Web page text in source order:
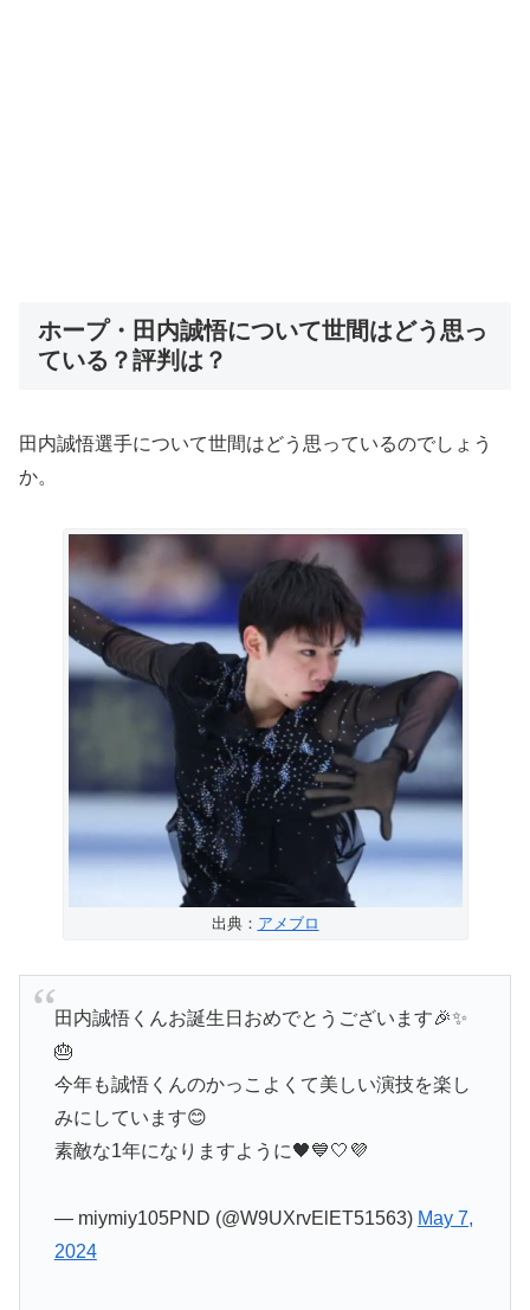
ホープ・田内誠悟について世間はどう思っ
ている？評判は？
田内誠悟選手について世間はどう思っているのでしょう
か。
出典： アメブロ
田内誠悟くんお誕生日おめでとうございます🎉✨
🎂
今年も誠悟くんのかっこよくて美しい演技を楽し
みにしています😊
素敵な1年になりますように🖤💙🤍💜
— miymiy105PND (@W9UXrvElET51563) May 7,
2024